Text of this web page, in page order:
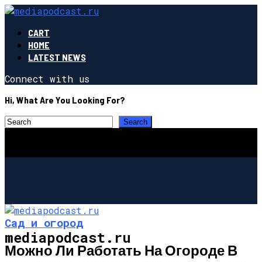
CART
HOME
LATEST NEWS
Connect with us
Hi, What Are You Looking For?
mediapodcast.ru
Сад и огород
Можно Ли Работать На Огороде В